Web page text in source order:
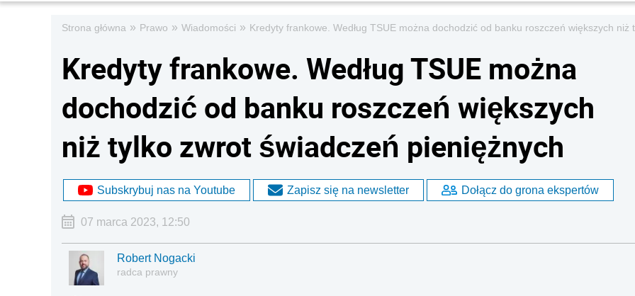
Strona główna » Prawo » Wiadomości » Kredyty frankowe. Według TSUE można dochodzić od banku roszczeń większych
Kredyty frankowe. Według TSUE można
dochodzić od banku roszczeń większych
niż tylko zwrot świadczeń pieniężnych
Subskrybuj nas na Youtube Zapisz się na newsletter Dołącz do grona ekspertów
07 marca 2023, 12:50
Robert Nogacki
radca prawny